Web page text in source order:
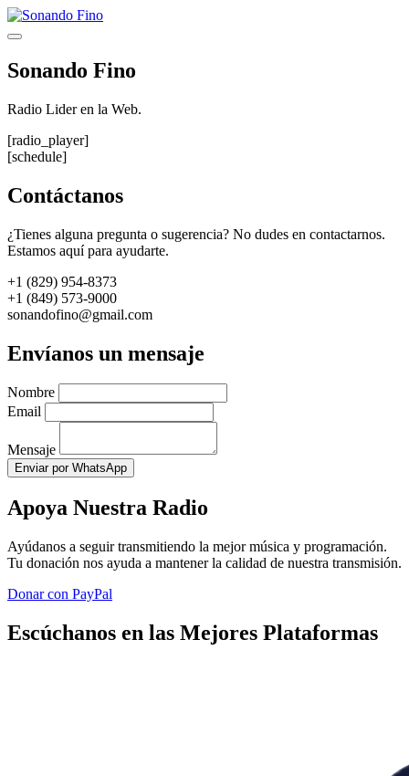
Saltar
al
Menú
Sonando Fino
Radio Lider en la Web.
[radio_player]
[schedule]
Contáctanos
¿Tienes alguna pregunta o sugerencia? No dudes en contactarnos.
Estamos aquí para ayudarte.
+1 (829) 954-8373
+1 (849) 573-9000
sonandofino@gmail.com
Envíanos un mensaje
Nombre
Email
Mensaje
Enviar por WhatsApp
Apoya Nuestra Radio
Ayúdanos a seguir transmitiendo la mejor música y programación.
Tu donación nos ayuda a mantener la calidad de nuestra transmisión.
Donar con PayPal
Escúchanos en las Mejores Plataformas